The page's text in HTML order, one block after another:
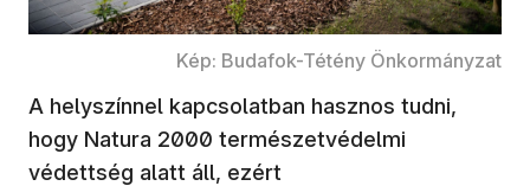
Kép: Budafok-Tétény Önkormányzat
A helyszínnel kapcsolatban hasznos tudni,
hogy Natura 2000 természetvédelmi
védettség alatt áll, ezért